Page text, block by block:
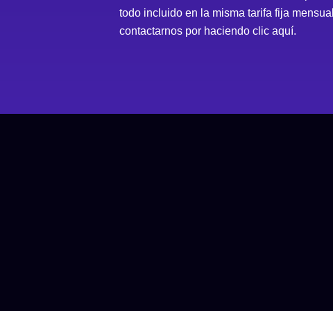
todo incluido en la misma tarifa fija
contactarnos por haciendo clic aquí.